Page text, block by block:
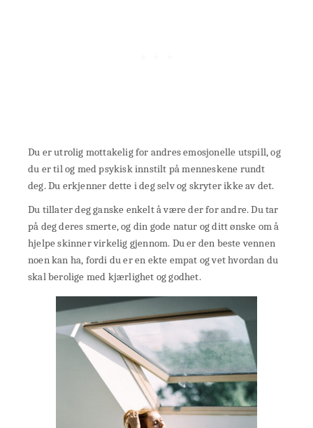
Du er utrolig mottakelig for andres emosjonelle utspill, og
du er til og med psykisk innstilt på menneskene rundt
deg. Du erkjenner dette i deg selv og skryter ikke av det.
Du tillater deg ganske enkelt å være der for andre. Du tar
på deg deres smerte, og din gode natur og ditt ønske om å
hjelpe skinner virkelig gjennom. Du er den beste vennen
noen kan ha, fordi du er en ekte empat og vet hvordan du
skal berolige med kjærlighet og godhet.